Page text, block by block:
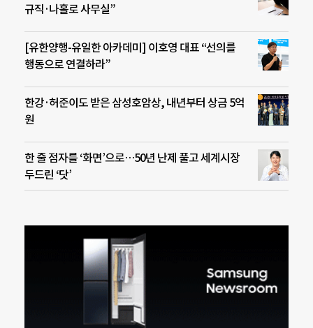
규직·나홀로 사무실”
[유한양행-유일한 아카데미] 이호영 대표 “선의를
행동으로 연결하라”
한강·허준이도 받은 삼성호암상, 내년부터 상금 5억
원
한 줄 점자를 ‘화면’으로…50년 난제 풀고 세계시장
두드린 ‘닷’